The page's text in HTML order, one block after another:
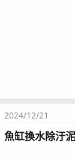
2024/12/21
魚缸換水除汙